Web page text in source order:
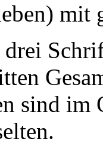
mit
sind im